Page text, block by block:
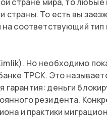
страны. То есть вы
на соответствующий
Но необходимо
ТРСК. Это
деньги
резидента.
и практики